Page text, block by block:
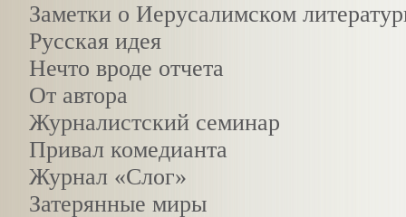
Заметки о Иерусалимском
Русская идея
Нечто вроде отчета
От автора
Журналистский семинар
Привал комедианта
Журнал «Слог»
Затерянные миры